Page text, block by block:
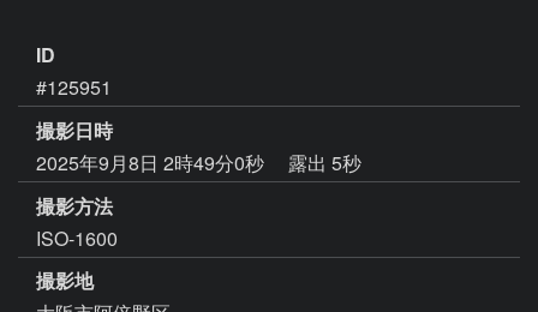
ID
#125951
撮影日時
2025年9月8日 2時49分0秒
露出 5秒
撮影方法
ISO-1600
撮影地